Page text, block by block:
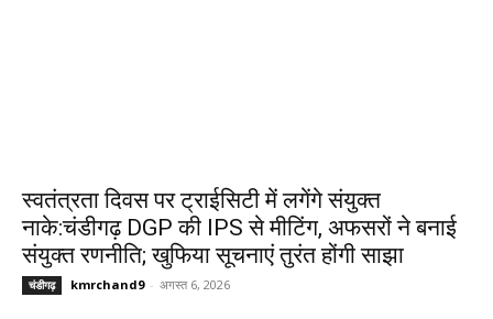
स्वतंत्रता दिवस पर ट्राईसिटी में लगेंगे संयुक्त
नाके:चंडीगढ़ DGP की IPS से मीटिंग, अफसरों ने बनाई
संयुक्त रणनीति; खुफिया सूचनाएं तुरंत होंगी साझा
चंडीगढ़ kmrchand9 - अगस्त 6, 2026